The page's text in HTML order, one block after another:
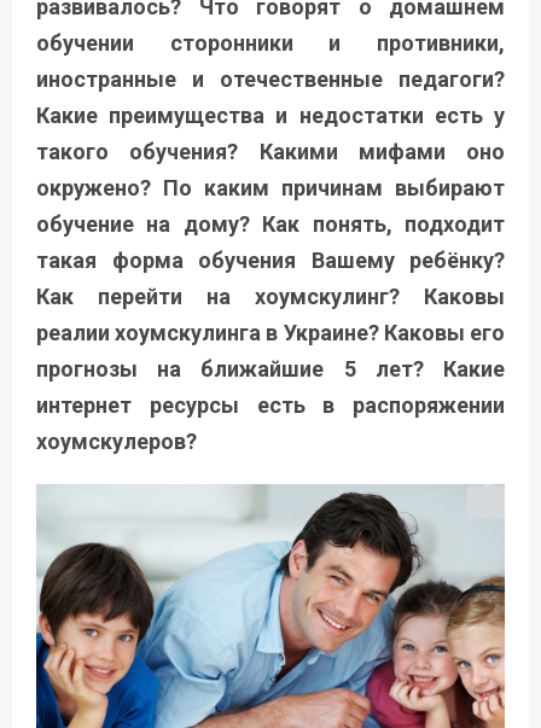
развивалось? Что говорят о домашнем
обучении сторонники и противники,
иностранные и отечественные педагоги?
Какие преимущества и недостатки есть у
такого обучения? Какими мифами оно
окружено? По каким причинам выбирают
обучение на дому? Как понять, подходит
такая форма обучения Вашему ребёнку?
Как перейти на хоумскулинг? Каковы
реалии хоумскулинга в Украине? Каковы его
прогнозы на ближайшие 5 лет? Какие
интернет ресурсы есть в распоряжении
хоумскулеров?